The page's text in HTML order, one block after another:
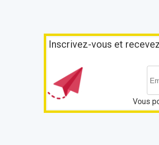
Inscrivez-vous et
Vous